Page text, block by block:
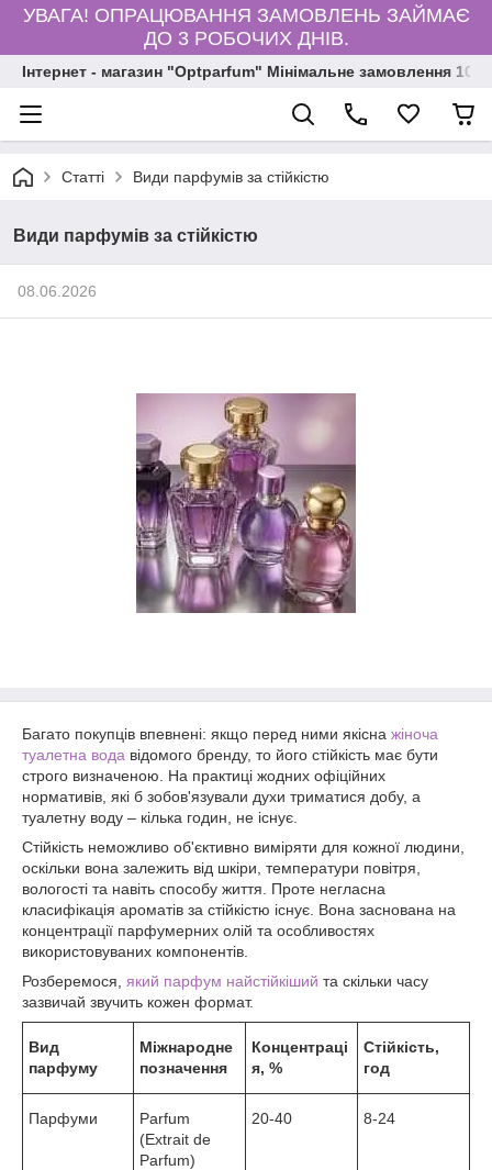
УВАГА! ОПРАЦЮВАННЯ ЗАМОВЛЕНЬ ЗАЙМАЄ
ДО 3 РОБОЧИХ ДНІВ.
Інтернет - магазин "Optparfum" Мінімальне замовлення
Статті Види парфумів за стійкістю
Види парфумів за стійкістю
08.06.2026
Багато покупців впевнені: якщо перед ними якісна жіноча
туалетна вода відомого бренду, то його стійкість має бути
строго визначеною. На практиці жодних офіційних
нормативів, які б зобов'язували духи триматися добу, а
туалетну воду – кілька годин, не існує.
Стійкість неможливо об'єктивно виміряти для кожної людини,
оскільки вона залежить від шкіри, температури повітря,
вологості та навіть способу життя. Проте негласна
класифікація ароматів за стійкістю існує. Вона заснована на
концентрації парфумерних олій та особливостях
використовуваних компонентів.
Розберемося, який парфум найстійкіший та скільки часу
зазвичай звучить кожен формат.
Вид
парфуму
Міжнародне
позначення
Концентраці
я, %
Стійкість,
год
Парфуми
Parfum
(Extrait de
Parfum)
20-40 8-24